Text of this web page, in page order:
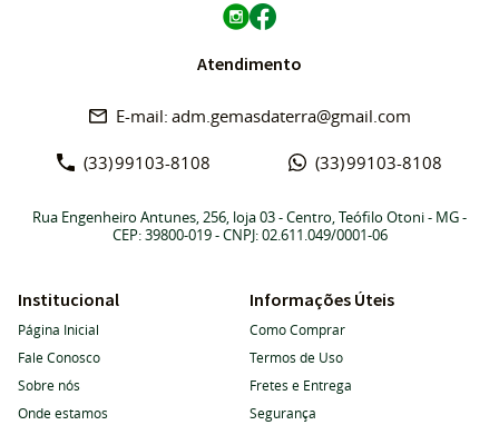
Atendimento
(33)99103-8108 (33)99103-8108
adm.gemasdaterra@gmail.com
Rua Engenheiro Antunes, 256, loja 03-Centro, Teófilo Otoni- MG-
CEP: 39800-019- CNPJ: 02.611.049/0001-06
Institucional
Página Inicial
Fale Conosco
Sobre nós
Onde estamos
Informações Úteis
Como Comprar
Termos de Uso
Fretes e Entrega
Segurança